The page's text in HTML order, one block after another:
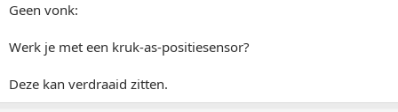
Geen vonk:
Werk je met een kruk-as-positiesensor?
Deze kan verdraaid zitten.